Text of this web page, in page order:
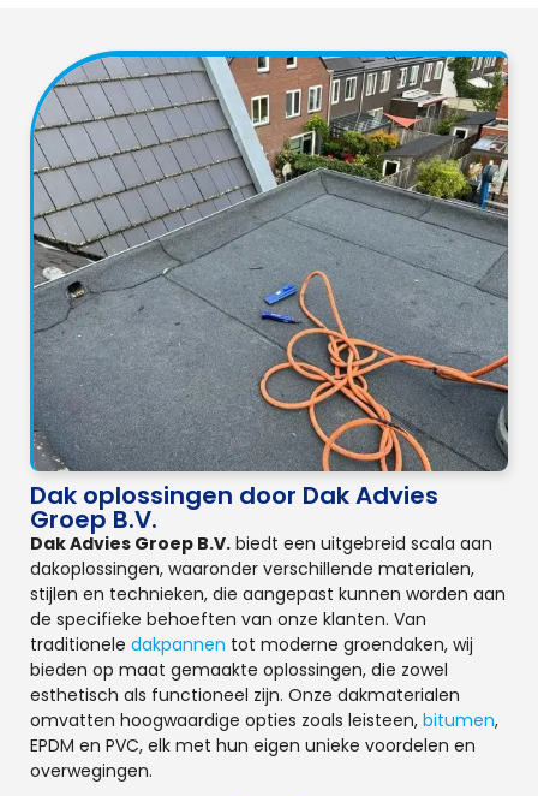
Dak oplossingen door Dak Advies
Groep B.V.
Dak Advies Groep B.V. biedt een uitgebreid scala aan
dakoplossingen, waaronder verschillende materialen,
stijlen en technieken, die aangepast kunnen worden aan
de specifieke behoeften van onze klanten. Van
traditionele dakpannen tot moderne groendaken, wij
bieden op maat gemaakte oplossingen, die zowel
esthetisch als functioneel zijn. Onze dakmaterialen
omvatten hoogwaardige opties zoals leisteen, bitumen,
EPDM en PVC, elk met hun eigen unieke voordelen en
overwegingen.